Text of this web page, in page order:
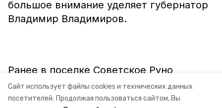
Сайт использует файлы cookies и технических данных
посетителей. Продолжая пользоваться сайтом, Вы
большое внимание уделяет губернатор
Владимир Владимиров.
Ранее в поселке Советское Руно
Ипатовского округапоявилась новая
зона для семейного отдыха.